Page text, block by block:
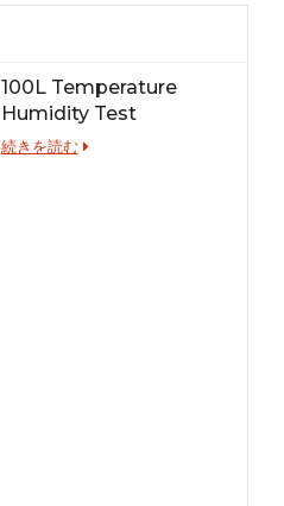
100L Temperature
Humidity Test
Chamber for Lab
続きを読む